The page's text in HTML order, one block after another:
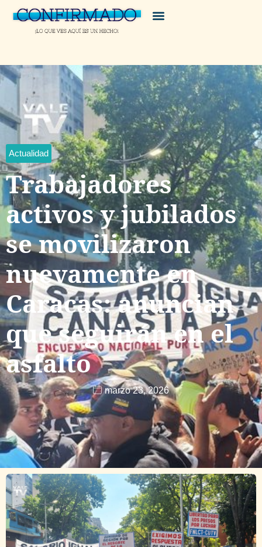
Actualidad
Trabajadores
activos y jubilados
se movilizaron
nuevamente en
Caracas: anuncian
que seguirán en el
asfalto
marzo 23, 2026